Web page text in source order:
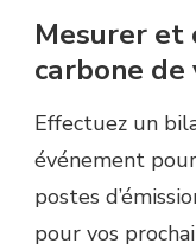
Mesurer et
carbone
Effectuez un
événement
postes
pour vos